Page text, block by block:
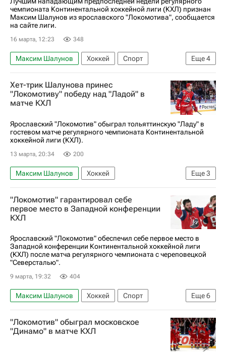
чемпионата Континентальной хоккейной лиги (КХЛ) признан
Максим Шалунов из ярославского "Локомотива", сообщается
на сайте лиги.
16 марта, 12:23 348
Еще4
Максим Шалунов Хоккей
Спорт
Локомотив (Ярославль)
Барыс
ХК Динамо (Москва)
КХЛ 2025-2026
Хет-трик Шалунова принес
"Локомотиву" победу над "Ладой" в
матче КХЛ
Ярославский "Локомотив" обыграл тольяттинскую "Ладу" в
гостевом матче регулярного чемпионата Континентальной
хоккейной лиги (КХЛ).
13 марта, 20:34 200
Еще3
Максим Шалунов
Хоккей
Локомотив (Ярославль)
Лада
КХЛ 2025-2026
"Локомотив" гарантировал себе
первое место в Западной конференции
КХЛ
Ярославский "Локомотив" обеспечил себе первое место в
Западной конференции Континентальной хоккейной лиги
(КХЛ) после матча регулярного чемпионата с череповецкой
"Северсталью".
9 марта, 19:32 404
Еще6
Максим Шалунов Хоккей
Спорт
Ярославль
Рихард Паник
Северсталь
Локомотив (Ярославль)
Автомобилист
"Локомотив" обыграл московское
"Динамо" в матче КХЛ